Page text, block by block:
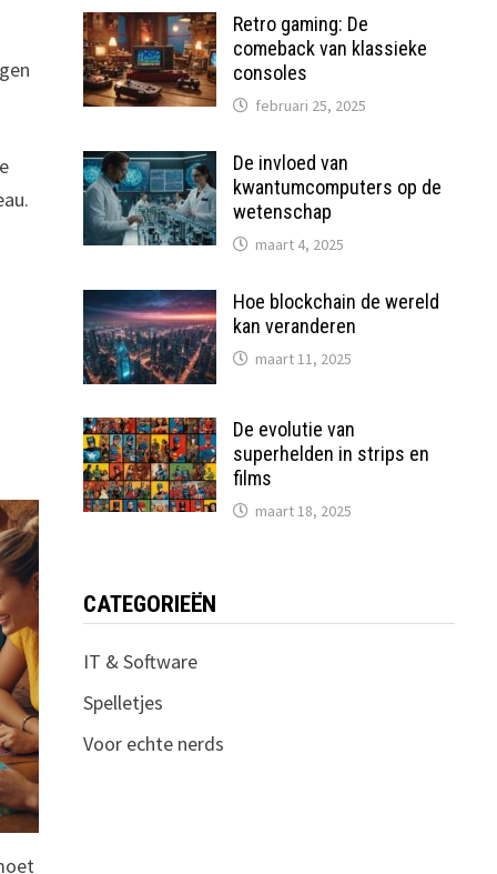
Retro gaming: De
comeback van klassieke
consoles
februari 25, 2025
De invloed van
kwantumcomputers op de
wetenschap
maart 4, 2025
Hoe blockchain de wereld
kan veranderen
maart 11, 2025
De evolutie van
superhelden in strips en
films
maart 18, 2025
CATEGORIEËN
IT & Software
Spelletjes
Voor echte nerds